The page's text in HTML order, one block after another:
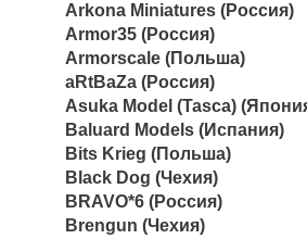
Arkona Miniatures (Россия)
Armor35 (Россия)
Armorscale (Польша)
aRtBaZa (Россия)
Asuka Model (Tasca)
Baluard Models (Испания)
Bits Krieg (Польша)
Black Dog (Чехия)
BRAVO*6 (Россия)
Brengun (Чехия)